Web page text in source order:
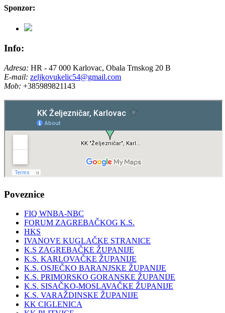
Sponzor:
Info:
Adresa: HR - 47 000 Karlovac, Obala Trnskog 20 B
E-mail: zeljkovukelic54@gmail.com
Mob: +385989821143
Poveznice
FIQ WNBA-NBC
FORUM ZAGREBAČKOG K.S.
HKS
IVANOVE KUGLAČKE STRANICE
K.S ZAGREBAČKE ŽUPANIJE
K.S. KARLOVAČKE ŽUPANIJE
K.S. OSJEČKO BARANJSKE ŽUPANIJE
K.S. PRIMORSKO GORANSKE ŽUPANIJE
K.S. SISAČKO-MOSLAVAČKE ŽUPANIJE
K.S. VARAŽDINSKE ŽUPANIJE
KK CIGLENICA